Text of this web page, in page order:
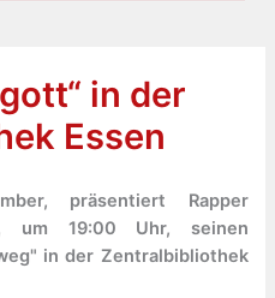
in der
Essen
präsentiert Rapper
um 19:00 Uhr, seinen
in der Zentralbibliothek